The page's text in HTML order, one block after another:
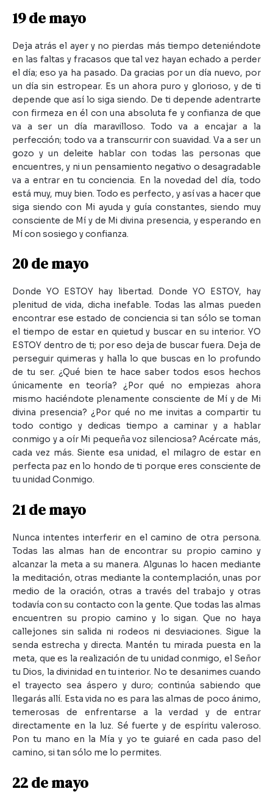
19 de mayo
Deja atrás el ayer y no pierdas más tiempo deteniéndote
en las faltas y fracasos que tal vez hayan echado a perder
el día; eso ya ha pasado. Da gracias por un día nuevo, por
un día sin estropear. Es un ahora puro y glorioso, y de ti
depende que así lo siga siendo. De ti depende adentrarte
con firmeza en él con una absoluta fe y confianza de que
va a ser un día maravilloso. Todo va a encajar a la
perfección; todo va a transcurrir con suavidad. Va a ser un
gozo y un deleite hablar con todas las personas que
encuentres, y ni un pensamiento negativo o desagradable
va a entrar en tu conciencia. En la novedad del día, todo
está muy, muy bien. Todo es perfecto, y así vas a hacer que
siga siendo con Mi ayuda y guía constantes, siendo muy
consciente de Mí y de Mi divina presencia, y esperando en
Mí con sosiego y confianza.
20 de mayo
Donde YO ESTOY hay libertad. Donde YO ESTOY, hay
plenitud de vida, dicha inefable. Todas las almas pueden
encontrar ese estado de conciencia si tan sólo se toman
el tiempo de estar en quietud y buscar en su interior. YO
ESTOY dentro de ti; por eso deja de buscar fuera. Deja de
perseguir quimeras y halla lo que buscas en lo profundo
de tu ser. ¿Qué bien te hace saber todos esos hechos
únicamente en teoría? ¿Por qué no empiezas ahora
mismo haciéndote plenamente consciente de Mí y de Mi
divina presencia? ¿Por qué no me invitas a compartir tu
todo contigo y dedicas tiempo a caminar y a hablar
conmigo y a oír Mi pequeña voz silenciosa? Acércate más,
cada vez más. Siente esa unidad, el milagro de estar en
perfecta paz en lo hondo de ti porque eres consciente de
tu unidad Conmigo.
21 de mayo
Nunca intentes interferir en el camino de otra persona.
Todas las almas han de encontrar su propio camino y
alcanzar la meta a su manera. Algunas lo hacen mediante
la meditación, otras mediante la contemplación, unas por
medio de la oración, otras a través del trabajo y otras
todavía con su contacto con la gente. Que todas las almas
encuentren su propio camino y lo sigan. Que no haya
callejones sin salida ni rodeos ni desviaciones. Sigue la
senda estrecha y directa. Mantén tu mirada puesta en la
meta, que es la realización de tu unidad conmigo, el Señor
tu Dios, la divinidad en tu interior. No te desanimes cuando
el trayecto sea áspero y duro; continúa sabiendo que
llegarás allí. Esta vida no es para las almas de poco ánimo,
temerosas de enfrentarse a la verdad y de entrar
directamente en la luz. Sé fuerte y de espíritu valeroso.
Pon tu mano en la Mía y yo te guiaré en cada paso del
camino, si tan sólo me lo permites.
22 de mayo